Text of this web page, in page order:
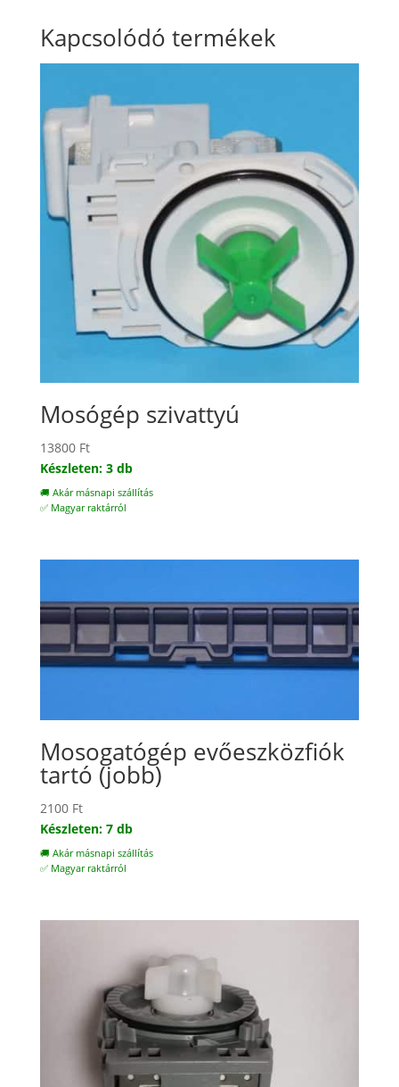
Kapcsolódó termékek
Mosógép szivattyú
13800 Ft
Készleten: 3 db
🚚 Akár másnapi szállítás
✅ Magyar raktárról
Mosogatógép evőeszközfiók
tartó (jobb)
2100 Ft
Készleten: 7 db
🚚 Akár másnapi szállítás
✅ Magyar raktárról